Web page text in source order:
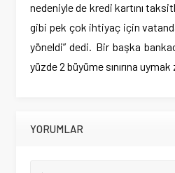
nedeniyle de kredi kartını
gibi pek çok ihtiyaç için
yöneldi” dedi. Bir başka
yüzde 2 büyüme sınırına
YORUMLAR